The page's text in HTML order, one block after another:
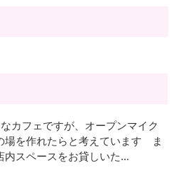
カフェですが、オープンマイク
場を作れたらと考えています ま
スペースをお貸しいた...